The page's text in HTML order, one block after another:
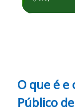
O que é
Público